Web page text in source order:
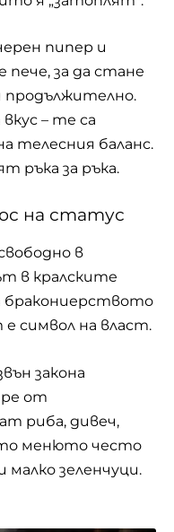
пипер и
за да стане
продължително.
– те са
телесния баланс.
ръка за ръка.
на статус
в
в кралските
бракониерството
символ на власт.
закона
от
риба, дивеч,
менюто често
малко зеленчуци.